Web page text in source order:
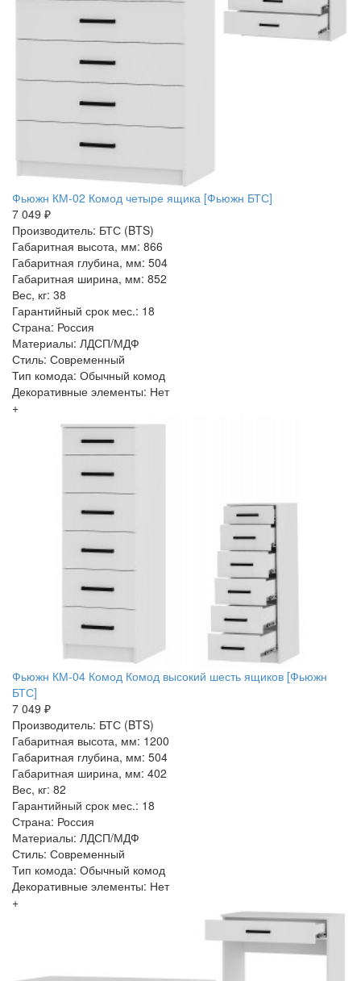
Фьюжн КМ-02 Комод четыре ящика [Фьюжн БТС]
7 049 ₽
Производитель: БТС (BTS)
Габаритная высота, мм: 866
Габаритная глубина, мм: 504
Габаритная ширина, мм: 852
Вес, кг: 38
Гарантийный срок мес.: 18
Страна: Россия
Материалы: ЛДСП/МДФ
Стиль: Современный
Тип комода: Обычный комод
Декоративные элементы: Нет
+
Фьюжн КМ-04 Комод Комод высокий шесть ящиков [Фьюжн
БТС]
7 049 ₽
Производитель: БТС (BTS)
Габаритная высота, мм: 1200
Габаритная глубина, мм: 504
Габаритная ширина, мм: 402
Вес, кг: 82
Гарантийный срок мес.: 18
Страна: Россия
Материалы: ЛДСП/МДФ
Стиль: Современный
Тип комода: Обычный комод
Декоративные элементы: Нет
+